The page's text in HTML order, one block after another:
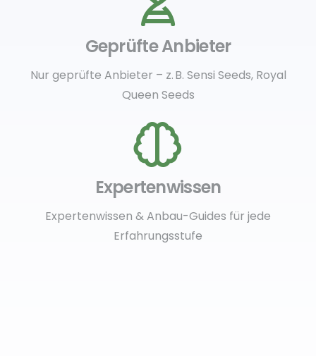
Geprüfte Anbieter
Nur geprüfte Anbieter – z. B. Sensi Seeds, Royal
Queen Seeds
Expertenwissen
Expertenwissen & Anbau-Guides für jede
Erfahrungsstufe